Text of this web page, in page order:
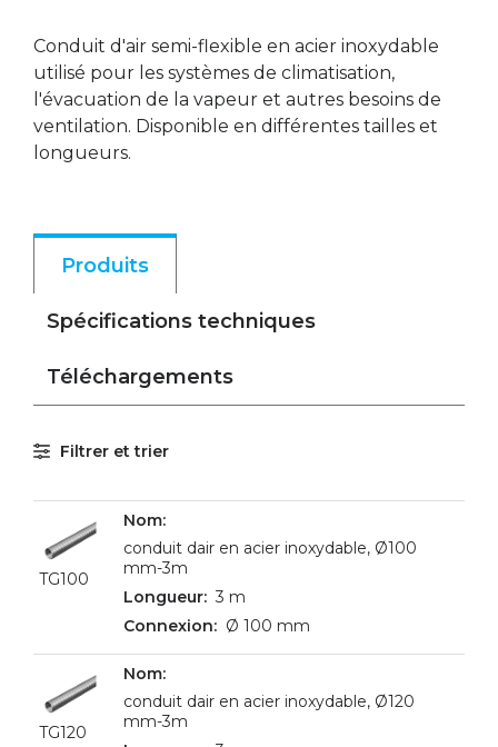
Conduit d'air semi-flexible en acier inoxydable
utilisé pour les systèmes de climatisation,
l'évacuation de la vapeur et autres besoins de
ventilation. Disponible en différentes tailles et
longueurs.
Produits
Spécifications techniques
Téléchargements
Filtrer et trier
TG100
conduit dair en acier inoxydable, Ø100
mm-3m
3 m
Ø 100 mm
TG120
conduit dair en acier inoxydable, Ø120
mm-3m